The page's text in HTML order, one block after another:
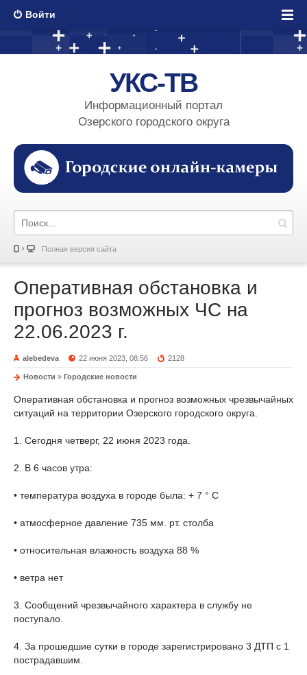
Войти
УКС-ТВ
Информационный портал
Озерского городского округа
Полная версия сайта
Оперативная обстановка и
прогноз возможных ЧС на
22.06.2023 г.
alebedeva 22 июня 2023, 08:56 2128
Новости » Городские новости
Оперативная обстановка и прогноз возможных чрезвычайных
ситуаций на территории Озерского городского округа.
1. Сегодня четверг, 22 июня 2023 года.
2. В 6 часов утра:
• температура воздуха в городе была: + 7 ° С
• атмосферное давление 735 мм. рт. столба
• относительная влажность воздуха 88 %
• ветра нет
3. Сообщений чрезвычайного характера в службу не
поступало.
4. За прошедшие сутки в городе зарегистрировано 3 ДТП с 1
пострадавшим.